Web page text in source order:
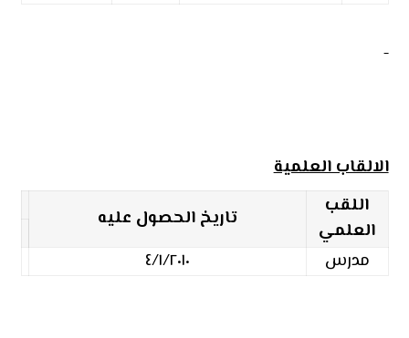
الالقاب العلمية
اللقب
العلمي
تاريخ الحصول عليه
مدرس
٤/١/٢٠١٠